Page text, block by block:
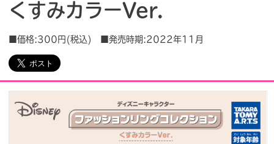
ビジネスのお客様
くすみカラーVer.
■価格:300円(税込) ■発売時期:2022年11月